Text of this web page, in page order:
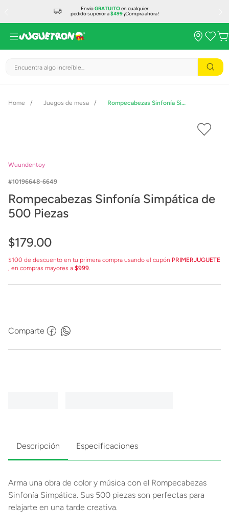
EnvíoGRATUITOen cualquier
pedido superior a$499¡Compra ahora!
Encuentra algo increíble...
Juegos de mesa Rompecabezas Sinfonía Simpática de 500 Piezas
Wuundentoy
10196648-6649
Rompecabezas Sinfonía Simpática de
500 Piezas
$179.00
$100 de descuento en tu primera compra usando el cupón PRIMERJUGUETE
, en compras mayores a $999.
Comparte
Descripción Especificaciones
Arma una obra de color y música con el Rompecabezas
Sinfonía Simpática. Sus 500 piezas son perfectas para
relajarte en una tarde creativa.